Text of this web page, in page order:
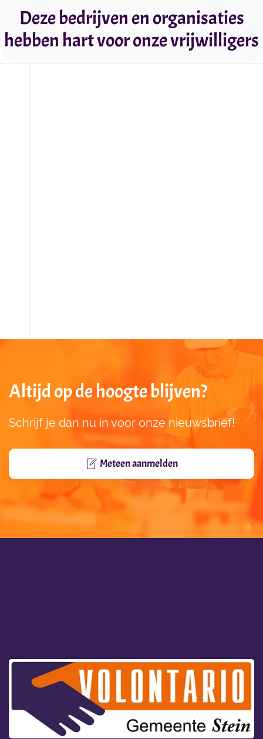
Deze bedrijven en organisaties
hebben hart voor onze vrijwilligers
Altijd op de hoogte blijven?
Schrijf je dan nu in voor onze nieuwsbrief!
Meteen aanmelden